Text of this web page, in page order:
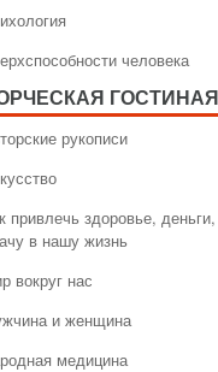
человека
ГОСТИНАЯ
рукописи
привлечь здоровье,
в нашу жизнь
вокруг нас
и женщина
медицина